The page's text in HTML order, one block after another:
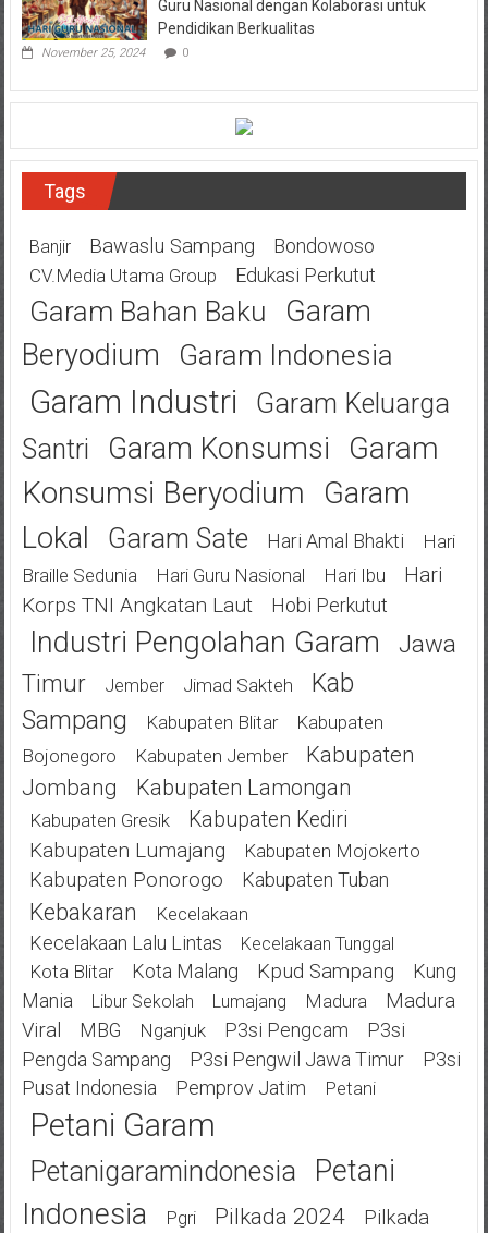
Guru Nasional dengan Kolaborasi untuk
Pendidikan Berkualitas
November 25, 2024 0
Tags
Banjir Bawaslu Sampang Bondowoso
CV.Media Utama Group Edukasi Perkutut
Garam Bahan Baku
Garam
Beryodium
Garam Indonesia
Garam Industri
Garam Keluarga
Santri
Garam Konsumsi
Garam
Konsumsi Beryodium
Garam
Lokal
Garam Sate Hari Amal Bhakti
Hari
Braille Sedunia
Hari Guru Nasional Hari Ibu
Hari
Korps TNI Angkatan Laut
Hobi Perkutut
Industri Pengolahan Garam
Jawa
Timur
Jember Jimad Sakteh
Kab
Sampang
Kabupaten Blitar
Kabupaten
Bojonegoro
Kabupaten Jember
Kabupaten
Jombang
Kabupaten Lamongan
Kabupaten Gresik
Kabupaten Kediri
Kabupaten Lumajang
Kabupaten Mojokerto
Kabupaten Ponorogo Kabupaten Tuban
Kebakaran Kecelakaan
Kecelakaan Lalu Lintas Kecelakaan Tunggal
Kota Blitar Kota Malang Kpud Sampang
Kung
Mania
Libur Sekolah Lumajang Madura
Madura
Viral
MBG Nganjuk P3si Pengcam
P3si
Pengda Sampang
P3si Pengwil Jawa Timur
P3si
Pusat Indonesia
Pemprov Jatim Petani
Petani Garam
Petanigaramindonesia
Petani
Indonesia
Pgri Pilkada 2024
Pilkada